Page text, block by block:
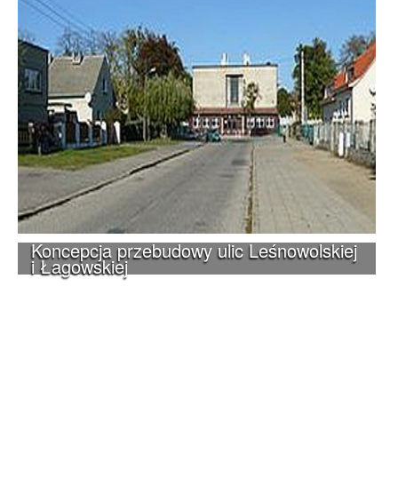
Koncepcja przebudowy ulic Leśnowolskiej
i Łagowskiej